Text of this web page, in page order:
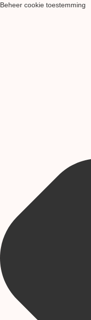
Beheer cookie toestemming